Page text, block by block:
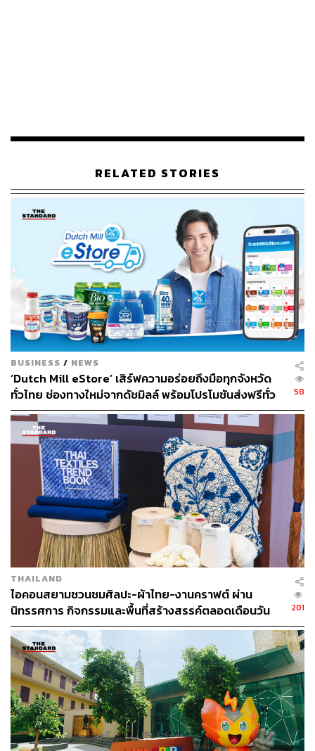
ประสบการณ์ที่ดีกว่า การซื้อมากกว่า แฮปปี้กว่า และในอีกฝั่ง
คือ การสร้างธุรกิจที่ Sustainable มีความแฟร์ รับผิดชอบต่อ
สังคม ดำเนินธุรกิจอย่างโปร่งใส เป็นธรรม ไปจนถึงดูแลโลก
“Transformation มันต้องเกิดขึ้นเสมอตราบใดที่คุณต้องมีการ
แข่งขัน คุณต้องแข่งขันเพื่อสิ่งที่ดีกว่า ถ้าเราอยากรู้
พฤติกรรมลูกค้า ความต้องการ เขาพึงพอใจกับสินค้าและ
บริการของเราไหม เราต้องการสิ่งที่วัดผลได้ เราจึงจะรู้ขั้น
กว่า ดังนั้นเทคโนโลยีดิจิทัลจะตอบโจทย์ได้ในสิ่งนี้” ภูผา
กล่าว
ทุกวันนี้ AIS ยังมีการพัฒนาอยู่ตลอดเวลา จากการเป็นผู้ให้
บริการในรูปแบบการสื่อสารทั่วไป ให้เปลี่ยนมาเป็น Digital
Life Service Provider แต่อย่างไรก็ตามก็ยังคงพัฒนาไปอย่าง
ต่อเนื่อง และมองไปถึงอนาคตที่วางเป้าหมายสู่การเป็น
Cognitive Tech-Co เพื่อตอบสนองความต้องการด้วยโซลูชัน
ที่ดียิ่งขึ้น เพื่อนำไปสู่ขั้นกว่าเช่นกัน
การพัฒนาของเรามองจากปัญหาที่ลูกค้าพบเจอ ช่วยลูกค้า
ในการแก้ไขปัญหา การพัฒนาคือการอิงไปกับ Use Case
ของลูกค้าจริงๆ ว่าเขาต้องการใช้เทคโนโลยี ใช้โซลูชันอะไร
ในการแก้ไขปัญหา การทำ Digital Transformation ไม่เพียง
แต่การนำเทคโนโลยีทั้งหมดมาใช้ในการทำงาน แต่เป็นการ
เลือก เลือกเทคโนโลยี เลือกผู้ให้บริการ เลือกผู้ให้การช่วย
เหลือ ที่พอเหมาะพอดี โดย AIS Business ที่เป็นหน่วยงาน
ภายใต้ AIS ที่มุ่งเน้นนำเสนอเทคโนโลยี นวัตกรรม และ
โซลูชัน สนับสนุนการดำเนินธุรกิจทั้งองค์กรธุรกิจขนาดใหญ่
ไปจนถึง SMEs ให้สามารถนำเทคโนโลยีมาปรับใช้ใน
องค์กร ช่วยเร่งการเปลี่ยนผ่านทางเทคโนโลยีดิจิทัลให้กับ
ธุรกิจในประเทศไทย ที่เพียบพร้อมด้วยเทคโนโลยีและบริการ
เพื่อยกระดับสู่ความเป็นดิจิทัล ตามวิสัยทัศน์ธุรกิจในปี 2024-
2025 ภายใต้แนวคิด AIS Business Digital Evolution:
Sustainable Business for a Sustainable Nation ผ่าน 5 ขุม
RELATED STORIES
BUSINESS / NEWS
‘Dutch Mill eStore’ เสิร์ฟความอร่อยถึงมือทุกจังหวัด
ทั่วไทย ช่องทางใหม่จากดัชมิลล์ พร้อมโปรโมชันส่งฟรีทั่ว
ประเทศ ส่งไว สั่งก่อนเที่ยง ได้ของวันถัดไป ส่งสินค้าแบบ
เย็นตรงจากโรงงาน [ADVERTORIAL]
58
THAILAND
ไอคอนสยามชวนชมศิลปะ-ผ้าไทย-งานคราฟต์ ผ่าน
นิทรรศการ กิจกรรมและพื้นที่สร้างสรรค์ตลอดเดือนวัน
แม่ [ADVERTORIAL]
201